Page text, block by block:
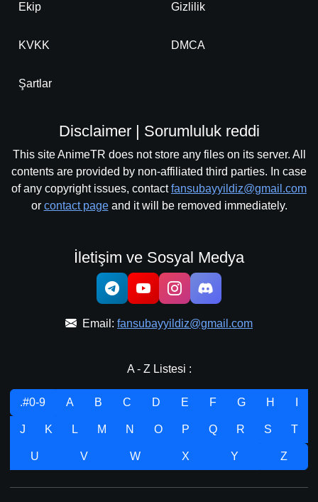
Ekip Gizlilik
KVKK DMCA
Şartlar
Disclaimer | Sorumluluk reddi
This site AnimeTR does not store any files on its server. All
contents are provided by non-affiliated third parties. In case
of any copyright issues, contactfansubayyildiz@gmail.com
or contact pageand it will be removed immediately.
İletişim ve Sosyal Medya
Email: fansubayyildiz@gmail.com
A - Z Listesi :
.#0-9 A B C D E F G H
J K L M N O P Q R S T
U V W X Y Z